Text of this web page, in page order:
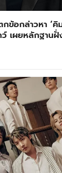
ข้อกล่าวหา ‘คิ
ว์ เผยหลักฐาน